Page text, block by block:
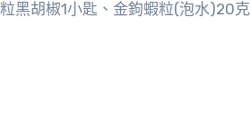
黑胡椒1小匙、金鉤蝦粒(泡水)20克